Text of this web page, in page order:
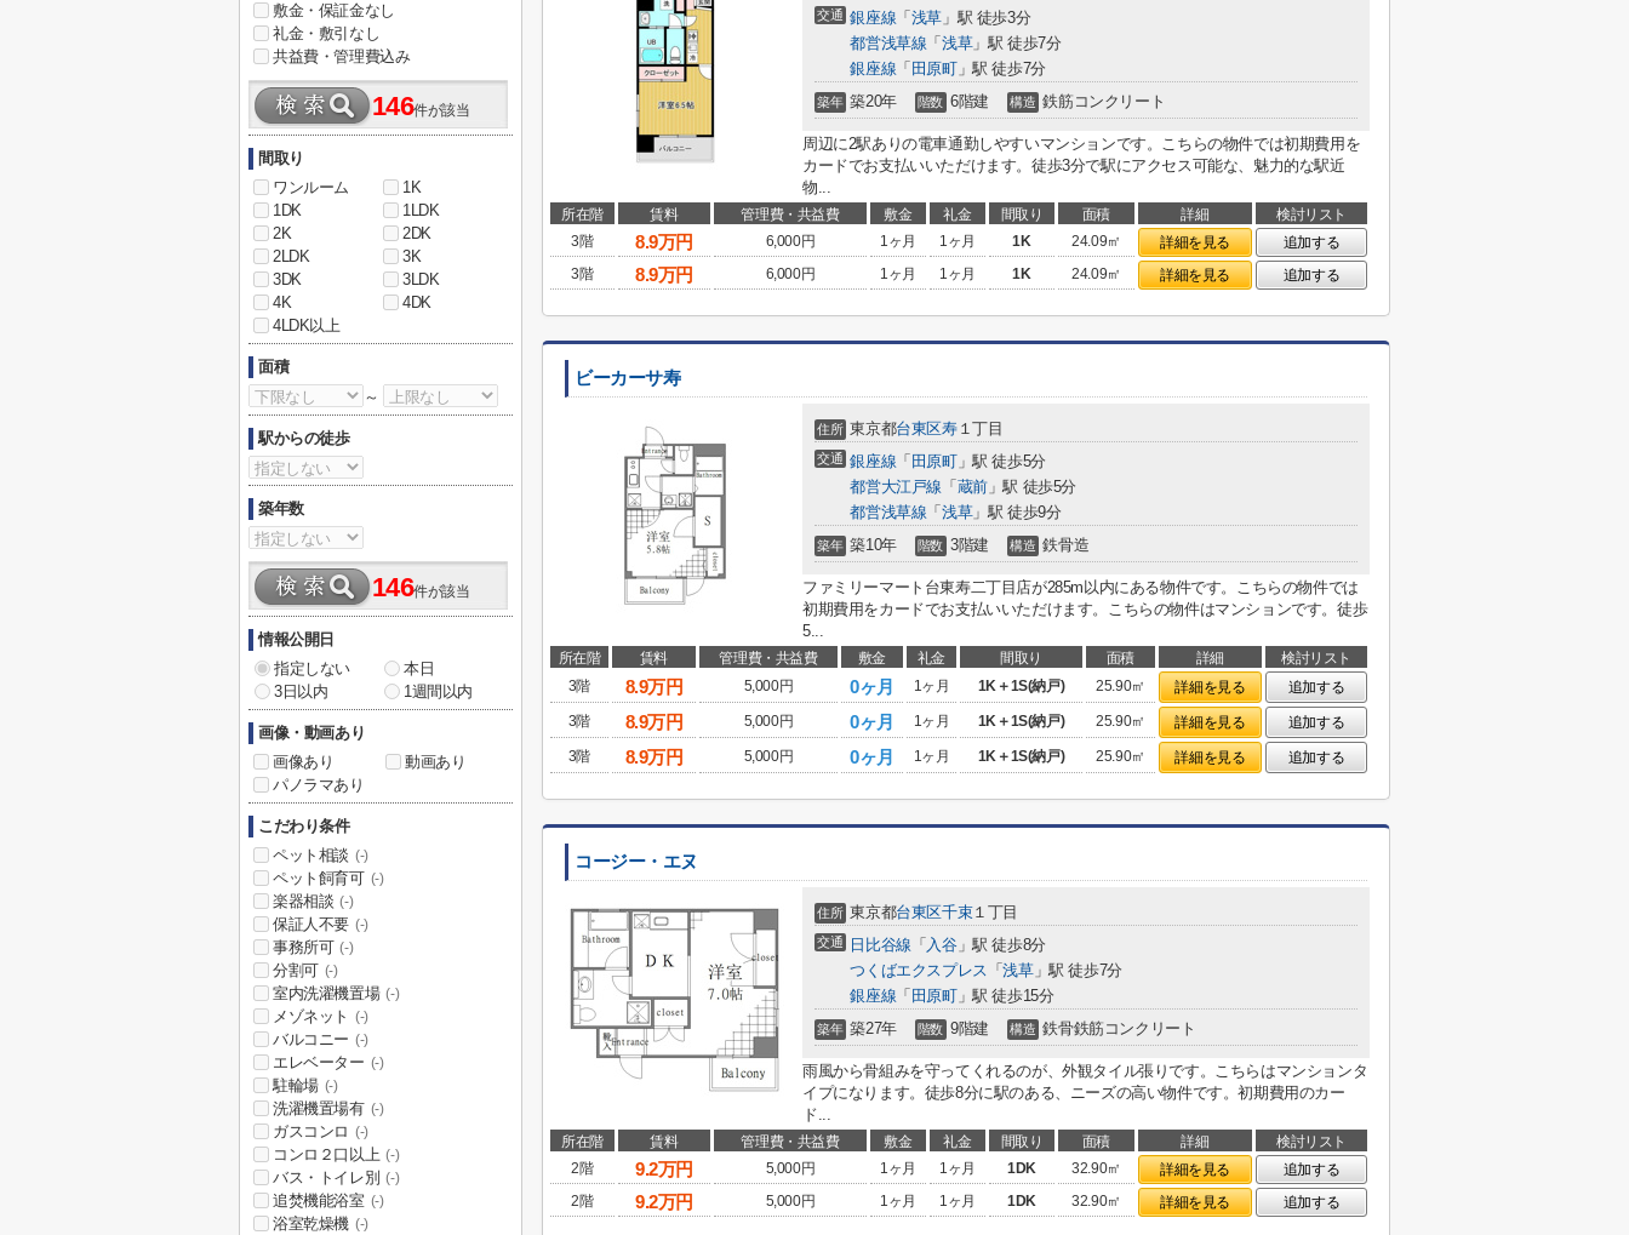
交通 銀座線 「 浅草 」駅 徒歩3分
都営浅草線 「 浅草」駅 徒歩7分
銀座線 「 田原町」駅 徒歩7分
築年 築20年 階数 6階建 構造 鉄筋コンクリート
周辺に2駅ありの電車通勤しやすいマンションです。こちらの物件では初期費用を
カードでお支払いいただけます。徒歩3分で駅にアクセス可能な、魅力的な駅近
物...
所在階 賃料 管理費・共益費 敷金 礼金 間取り 面積 詳細
検討リスト
3階
8.9万円 6,000円 1ヶ月 1ヶ月 1K 24.09㎡ 詳細を見る
追加する
3階
8.9万円 6,000円 1ヶ月 1ヶ月 1K 24.09㎡ 詳細を見る 追加する
ビーカーサ寿
住所 東京都台東区寿１丁目
交通 銀座線 「 田原町」駅 徒歩5分
都営大江戸線 「 蔵前」駅 徒歩5分
都営浅草線 「 浅草」駅 徒歩9分
築年 築10年 階数 3階建 構造 鉄骨造
ファミリーマート台東寿二丁目店が285m以内にある物件です。こちらの物件では
初期費用をカードでお支払いいただけます。こちらの物件はマンションです。徒歩
5...
所在階 賃料 管理費・共益費 敷金 礼金 間取り 面積 詳細
検討リスト
3階
8.9万円 5,000円 0ヶ月 1ヶ月 1K＋1S(納戸) 25.90㎡ 詳細を見る
追加する
3階
8.9万円 5,000円 0ヶ月 1ヶ月 1K＋1S(納戸) 25.90㎡ 詳細を見る
追加する
3階
8.9万円 5,000円 0ヶ月 1ヶ月 1K＋1S(納戸) 25.90㎡ 詳細を見る 追加する
コージー・エヌ
住所 東京都台東区千束１丁目
交通 日比谷線 「 入谷」駅 徒歩8分
つくばエクスプレス 「浅草」駅 徒歩7分
銀座線 「 田原町」駅 徒歩15分
築年 築27年 階数 9階建 構造 鉄骨鉄筋コンクリート
雨風から骨組みを守ってくれるのが、外観タイル張りです。こちらはマンションタ
イプになります。徒歩8分に駅のある、ニーズの高い物件です。初期費用のカー
ド...
所在階 賃料 管理費・共益費 敷金 礼金 間取り 面積 詳細
検討リスト
2階
9.2万円 5,000円 1ヶ月 1ヶ月 1DK 32.90㎡ 詳細を見る
追加する
2階
9.2万円 5,000円 1ヶ月 1ヶ月 1DK 32.90㎡ 詳細を見る 追加する
敷金・保証金なし
礼金・敷引なし
共益費・管理費込み
146件が該当
間取り
ワンルーム
1K
1DK
1LDK
2K
2DK
2LDK
3K
3DK
3LDK
4K
4DK
4LDK以上
面積
～
駅からの徒歩
築年数
146件が該当
情報公開日
指定しない
本日
3日以内
1週間以内
画像・動画あり
画像あり
動画あり
パノラマあり
こだわり条件
ペット相談 (-)
ペット飼育可 (-)
楽器相談 (-)
保証人不要 (-)
事務所可 (-)
分割可 (-)
室内洗濯機置場 (-)
メゾネット (-)
バルコニー (-)
エレベーター (-)
駐輪場 (-)
洗濯機置場有 (-)
ガスコンロ (-)
コンロ２口以上 (-)
バス・トイレ別 (-)
追焚機能浴室 (-)
浴室乾燥機 (-)